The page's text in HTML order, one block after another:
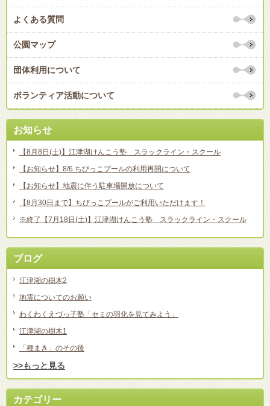
よくある質問
公園マップ
団体利用について
ボランティア活動について
お知らせ
【8月8日(土)】江津湖けんこう塾 スラックライン・スクール
【お知らせ】8/6 ちびっこプールの利用再開について
【お知らせ】地震に伴う駐車場開放について
【8月30日まで】ちびっこプールがご利用いただけます！
※終了【7月18日(土)】江津湖けんこう塾 スラックライン・スクール
ブログ
江津湖の樹木2
地震についてのお願い
わくわくえづっ子塾「セミの羽化を見てみよう」
江津湖の樹木1
「種まき」のその後
>>もっと見る
カテゴリー